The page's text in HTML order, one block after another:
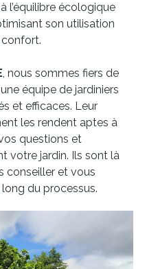
l’équilibre écologique
son utilisation
, nous sommes fiers de
équipe de jardiniers
et efficaces. Leur
les rendent aptes à
questions et
votre jardin. Ils sont là
conseiller et vous
du processus.